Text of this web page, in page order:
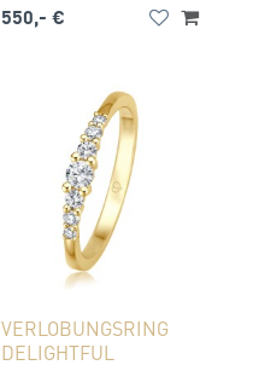
550,- €
VERLOBUNGSRING
DELIGHTFUL